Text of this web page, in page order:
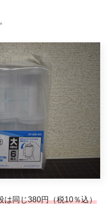
は同じ380円（税10％込）